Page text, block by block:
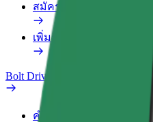
สมัครเป็นคนส่งของ
เพิ่มร้านอาหารหรือร้านค้า
Bolt Drive
คำถามที่พบบ่อย